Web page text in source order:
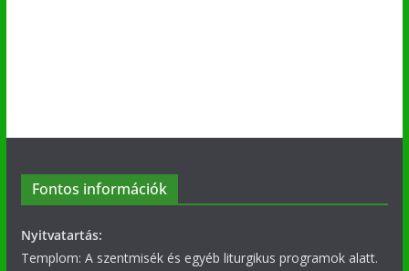
Fontos információk
Nyitvatartás:
Templom: A szentmisék és egyéb liturgikus programok alatt.